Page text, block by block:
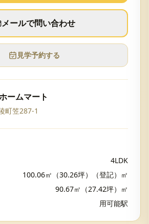
メールで問い合わせ
見学予約する
ームマート
町笠287-1
4LDK
100.06㎡（30.26坪）（登記）㎡
90.67㎡（27.42坪）㎡
用可能駅